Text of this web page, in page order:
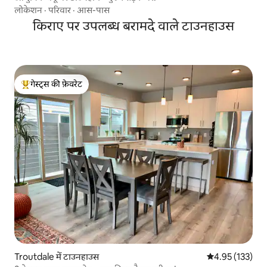
लोकेशन ·परिवार · आस-पास
किराए पर उपलब्ध बरामदे वाले टाउनहाउस
गेस्ट्स का टॉप फ़ेवरेट
गेस्ट्स की फ़ेवरेट
Troutdale में टाउनहाउस औसत रेटिंग 5 में से
4.95 (133)